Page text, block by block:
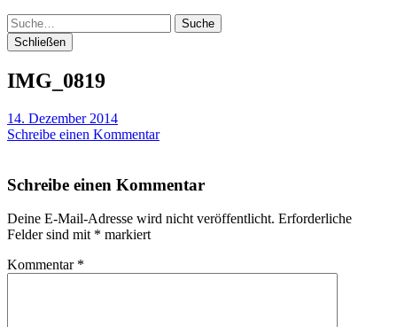
Suche
Schließen
IMG_0819
14. Dezember 2014
Schreibe einen Kommentar
Schreibe einen Kommentar
Deine E-Mail-Adresse wird nicht veröffentlicht. Erforderliche
Felder sind mit * markiert
Kommentar *